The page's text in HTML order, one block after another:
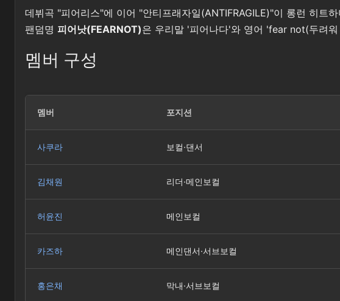
데뷔곡 "피어리스"에 이어 "안티프래자일(ANTIFRAGILE)"이 롱런 히트
팬덤명 피어낫(FEARNOT)은 우리말 '피어나다'와 영어 'fear not(두려
멤버 구성
멤버 포지션
사쿠라 보컬·댄서
김채원 리더·메인보컬
허윤진 메인보컬
카즈하 메인댄서·서브보컬
홍은채 막내·서브보컬